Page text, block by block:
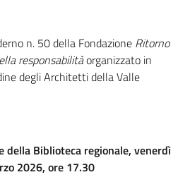
n. 50 della Fondazione Ritorno
responsabilitàorganizzato in
degli Architetti della Valle
della Biblioteca regionale, venerdì
2026, ore 17.30